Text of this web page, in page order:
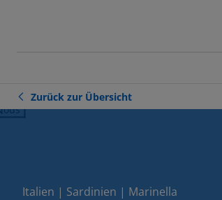
Zurück zur Übersicht
Italien | Sardinien | Marinella